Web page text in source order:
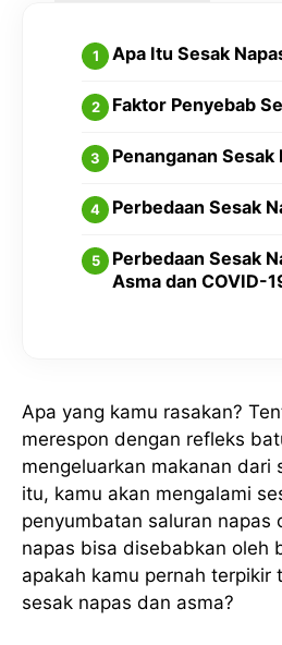
Apa Itu Sesak
Faktor Penyebab
Penanganan Sesak
Perbedaan Sesak
Perbedaan Sesak
Asma dan COVID-
Apa yang kamu rasakan?
merespon dengan refleks
mengeluarkan makanan dari
itu, kamu akan mengalami
penyumbatan saluran napas
napas bisa disebabkan oleh
apakah kamu pernah terpikir
sesak napas dan asma?